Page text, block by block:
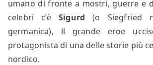
umano di fronte a mostri, guerre e
celebri c’èSigurd (o Siegfried
germanica), il grande eroe
protagonista di una delle storie più
nordico.